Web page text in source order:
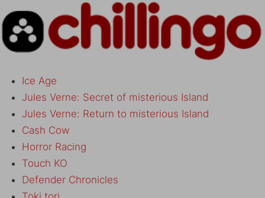
Ice Age
Jules Verne: Secret of misterious Island
Jules Verne: Return to misterious Island
Cash Cow
Horror Racing
Touch KO
Defender Chronicles